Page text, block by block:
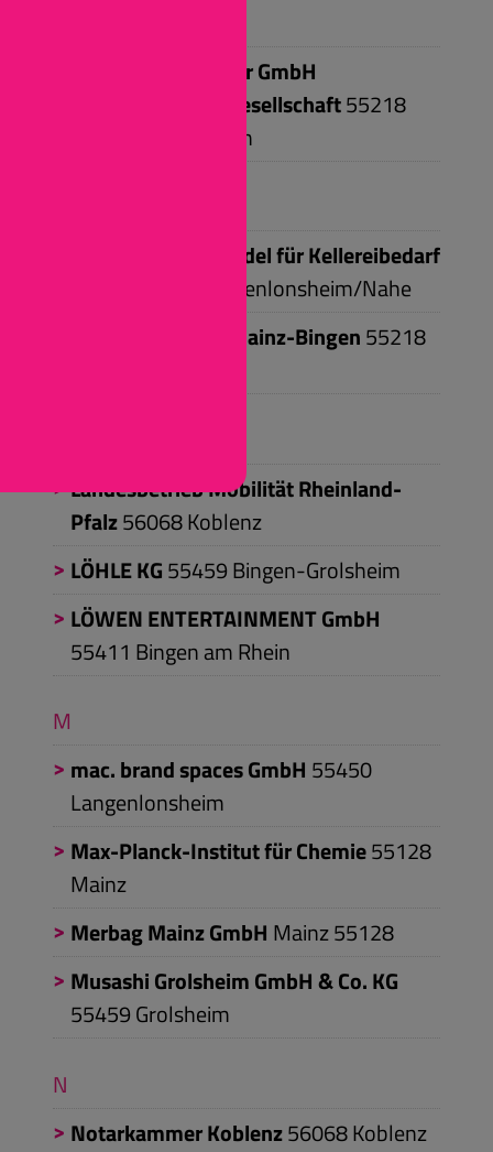
Jürgen Schumacher GmbH
Steuerberatungsgesellschaft55218
Ingelheim am Rhein
Klug Fachgroßhandel für Kellereibedarf
Langenlonsheim/Nahe
Kreisverwaltung Mainz-Bingen55218
Landesbetrieb Mobilität Rheinland-
Pfalz56068Koblenz
LÖHLE KG55459Bingen-Grolsheim
LÖWEN ENTERTAINMENT GmbH
55411 Bingen am Rhein
M
mac. brand spaces GmbH 55450
Langenlonsheim
Max-Planck-Institut für Chemie55128
Mainz
Merbag Mainz GmbH Mainz55128
Musashi Grolsheim GmbH & Co. KG
55459Grolsheim
N
Notarkammer Koblenz56068Koblenz